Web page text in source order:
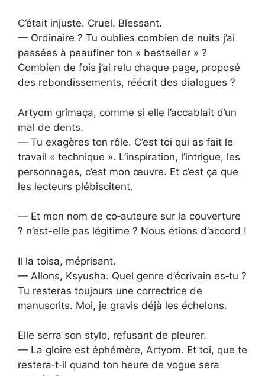
C’était injuste. Cruel. Blessant.
— Ordinaire ? Tu oublies combien de nuits j’ai
passées à peaufiner ton « bestseller » ?
Combien de fois j’ai relu chaque page, proposé
des rebondissements, réécrit des dialogues ?
Artyom grimaça, comme si elle l’accablait d’un
mal de dents.
— Tu exagères ton rôle. C’est toi qui as fait le
travail « technique ». L’inspiration, l’intrigue, les
personnages, c’est mon œuvre. Et c’est ça que
les lecteurs plébiscitent.
— Et mon nom de co‑auteure sur la couverture
? n’est-elle pas légitime ? Nous étions d’accord !
Il la toisa, méprisant.
— Allons, Ksyusha. Quel genre d’écrivain es‑tu ?
Tu resteras toujours une correctrice de
manuscrits. Moi, je gravis déjà les échelons.
Elle serra son stylo, refusant de pleurer.
— La gloire est éphémère, Artyom. Et toi, que te
restera‑t‑il quand ton heure de vogue sera